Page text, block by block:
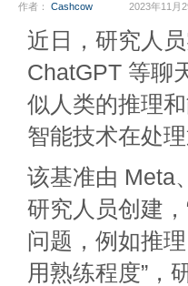
作者： Cashcow 2023年11月
近日，研究人
ChatGPT 等聊
似人类的推理
智能技术在处
该基准由 Meta
研究人员创建
问题，例如推
用熟练程度”，